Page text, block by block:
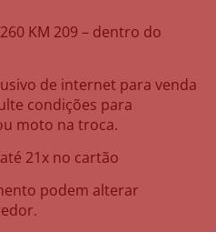
KM 209 – dentro do
de internet para venda
condições para
moto na troca.
21x no cartão
podem alterar